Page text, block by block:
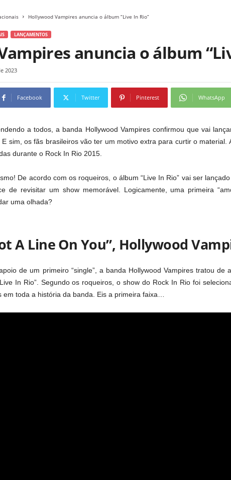
Hollywood Vampires anuncia o álbum “Live In Rio”
LANÇAMENTOS
anuncia o álbum
2023
Facebook Twitter Pinterest WhatsApp
a todos, a banda Hollywood Vampires confirmou que vai
E sim, os fãs brasileiros vão ter um motivo extra para curtir o material.
durante o Rock In Rio 2015.
De acordo com os roqueiros, o álbum “Live In Rio” vai ser
de revisitar um show memorável. Logicamente, uma primeira
uma olhada?
A Line On You”, Hollywood
de um primeiro “single”, a banda Hollywood Vampires tratou
In Rio”. Segundo os roqueiros, o show do Rock In Rio foi
em toda a história da banda. Eis a primeira faixa…